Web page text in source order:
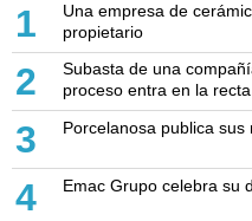
1
Una empresa de
propietario
2
Subasta de una
proceso entra en la
3 Porcelanosa publica
4 Emac Grupo celebra su